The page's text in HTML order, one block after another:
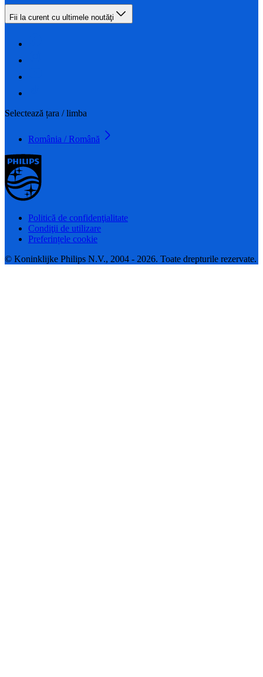
Fii la curent cu ultimele noutăţi
Selectează țara / limba
România / Română
Politică de confidenţialitate
Condiţii de utilizare
Preferințele cookie
© Koninklijke Philips N.V., 2004 - 2026. Toate drepturile rezervate.